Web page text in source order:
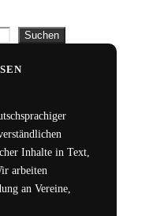
Suchen
Inhalte in Text,
arbeiten
an Vereine,